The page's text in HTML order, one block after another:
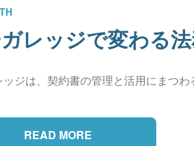
レッジで変わる
ッジは、契約書の管理と活用にまつわ
READ MORE